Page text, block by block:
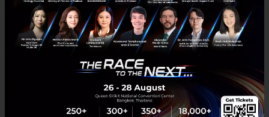
30 ปี เป็นต้นแบบด้านความปลอดภัย (World of Security)
สะท้อนประโยชน์ของ 5G ที่จะ “เปลี่ยนทุกการช่วยเหลือ
ให้ทันท่วงที”, เฌอปราง อารีย์กุล เกิร์ลกรุ๊ป BNK48 ที่ได้
ชื่อว่าเป็นเยาวชนต้นแบบด้านการศึกษา (World of
Education) สิ่งที่จะทำให้ประเทศดีขึ้นคือการลดช่องว่าง
และความเหลื่อมล้ำทางการศึกษาระหว่างเด็กในเมืองและ
เด็กชนบท ซึ่งสะท้อนประโยชน์ของ 5G ที่จะ “เปลี่ยนทุก